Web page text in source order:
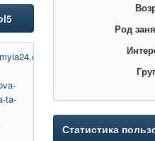
shho-
ta-
Род
Статистика